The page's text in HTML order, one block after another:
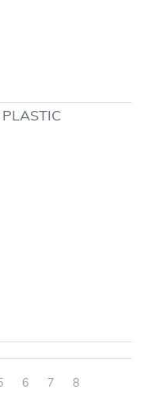
6 7 8